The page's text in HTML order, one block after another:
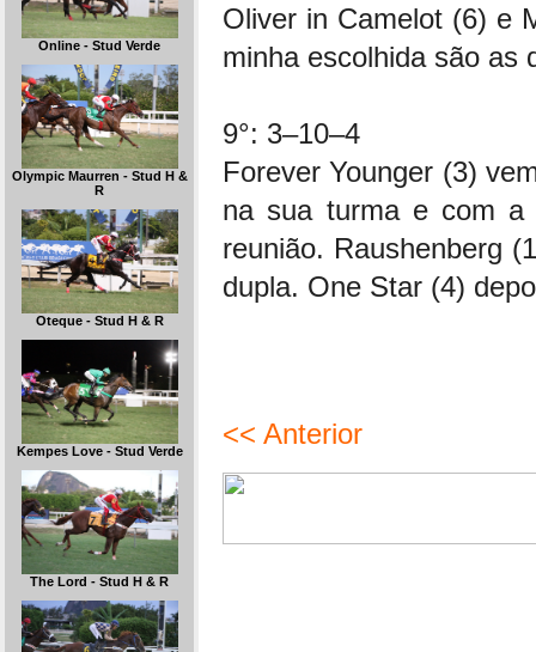
Online - Stud Verde
Olympic Maurren - Stud H &
R
Oteque - Stud H & R
Kempes Love - Stud Verde
The Lord - Stud H & R
Oliver in Camelot (6) e
minha escolhida são as
9°: 3–10–4
Forever Younger (3)
na sua turma e com a
reunião. Raushenberg
dupla. One Star (4)
<< Anterior